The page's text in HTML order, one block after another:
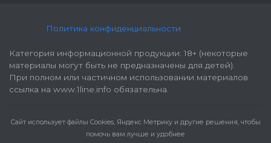
Политика конфиденциальности
Категория информационной продукции: 18+ (некоторые
материалы могут быть не предназначены для детей).
При полном или частичном использовании материалов
ссылка на www.1line.info обязательна.
Cайт использует файлы Cookies, Яндекс Метрику и другие решения, чтобы
помочь вам лучше и удобнее